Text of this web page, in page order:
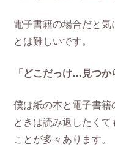
電子書籍の場合だと気
とは難しいです。
「どこだっけ…見つ
僕は紙の本と電子書
ときは読み返したくて
ことが多々あります。